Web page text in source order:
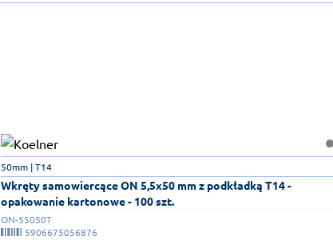
Wkręty samowiercące ON 5,5x50 mm z podkładką T14 -
opakowanie kartonowe - 100 szt.
50mm | T14
ON-55050T
5906675056876